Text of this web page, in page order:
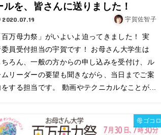
ルを、皆さんに送りました！
2020.07.19 宇賀佐智子
百万母力祭」がいよいよ迫ってきました！ 実
委員受付担当の宇賀です！ お母さん大学生は
ちろん、一般の方からの申し込みを受付け、ル
ムリーダーの要望も聞きながら、当日までご案
をする担当です。 動画やテクニカルなことが...
母ゴコロ